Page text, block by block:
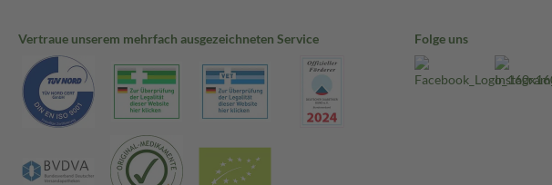
Vertraue unserem mehrfach ausgezeichneten Service Folge uns